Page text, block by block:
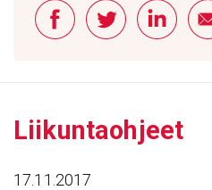
Liikun­taoh­jeet
17.11.2017